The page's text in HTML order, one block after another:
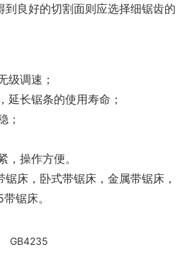
到良好的切割面则应选择细锯齿的
调速；
长锯条的使用寿命；
；
操作方便。
床，卧式带锯床，金属带锯床，
锯床。
GB4235